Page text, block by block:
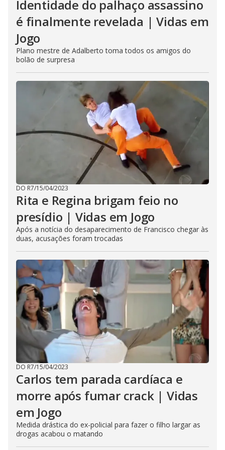
Identidade do palhaço assassino
é finalmente revelada | Vidas em
Jogo
Plano mestre de Adalberto toma todos os amigos do
bolão de surpresa
DO R7/15/04/2023
Rita e Regina brigam feio no
presídio | Vidas em Jogo
Após a notícia do desaparecimento de Francisco chegar às
duas, acusações foram trocadas
DO R7/15/04/2023
Carlos tem parada cardíaca e
morre após fumar crack | Vidas
em Jogo
Medida drástica do ex-policial para fazer o filho largar as
drogas acabou o matando